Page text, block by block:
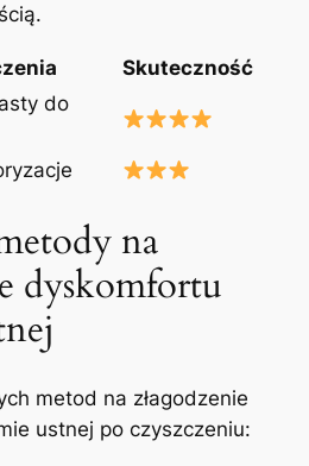
Skuteczność
do
na
dyskomfortu⁣
metod‌ na złagodzenie
ustnej po czyszczeniu: